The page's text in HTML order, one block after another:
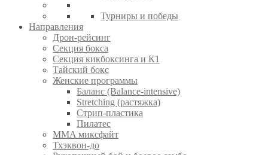
Турниры и победы
Направления
Дрон-рейсинг
Секция бокса
Секция кикбоксинга и К1
Тайский бокс
Женские программы
Баланс (Balance-intensive)
Stretching (растяжка)
Стрип-пластика
Пилатес
MMA миксфайт
Тхэквон-до